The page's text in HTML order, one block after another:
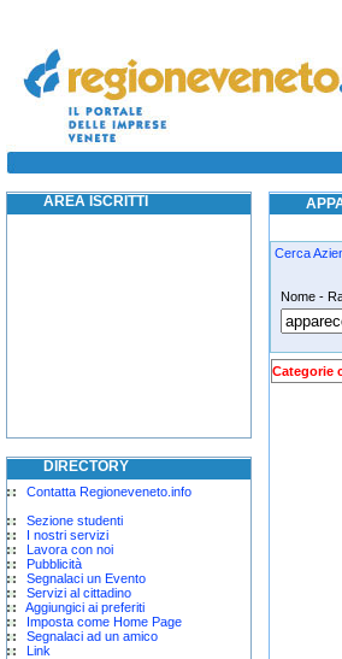
apparecchi acustici vigonovo
AREA ISCRITTI
DIRECTORY
Contatta Regioneveneto.info
Sezione studenti
I nostri servizi
Lavora con noi
Pubblicità
Segnalaci un Evento
Servizi al cittadino
Aggiungici ai preferiti
Imposta come Home Page
Segnalaci ad un amico
Link
Cerca
Nome -
Categorie